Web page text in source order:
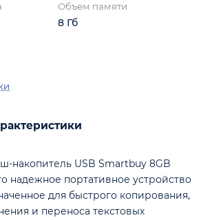
Объем памяти
8 Гб
накопитель USB Smartbuy 8GB
надежное портативное устройство
для быстрого копирования,
и переноса текстовых